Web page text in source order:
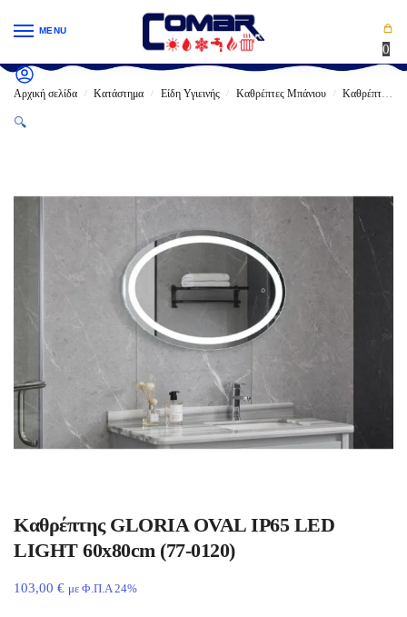
MENU
0
Αρχική σελίδα / Κατάστημα / Είδη Υγιεινής / Καθρέπτες Μπάνιου / Καθρέπτες LED
🔍
Καθρέπτης GLORIA OVAL IP65 LED
LIGHT 60x80cm (77-0120)
103,00 € με Φ.Π.Α 24%